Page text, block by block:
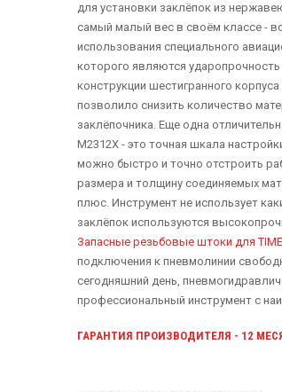
для установки заклёпок из
самый малый вес в своём классе -
использования специального
которого являются
конструкции шестигранного
позволило снизить количество
заклёпочника. Еще одна
M2312X - это точная шкала
можно быстро и точно отстроить
размера и толщину соединяемых
плюс. Инструмент не использует
заклёпок используются
Запасные резьбовые штоки для
подключения к пневмолинии
сегодняшний день,
профессиональный инструмент с
ГАРАНТИЯ ПРОИЗВОДИТЕЛЯ - 12